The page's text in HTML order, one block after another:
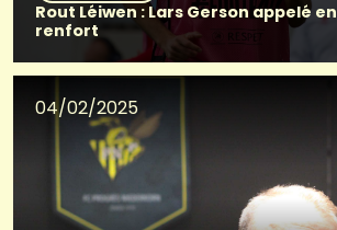
Rout Léiwen : Lars Gerson appelé en
renfort
04/02/2025